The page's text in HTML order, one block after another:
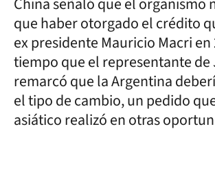
que haber otorgado el crédito
ex presidente Mauricio Macri en
tiempo que el representante de
remarcó que la Argentina
el tipo de cambio, un pedido
asiático realizó en otras